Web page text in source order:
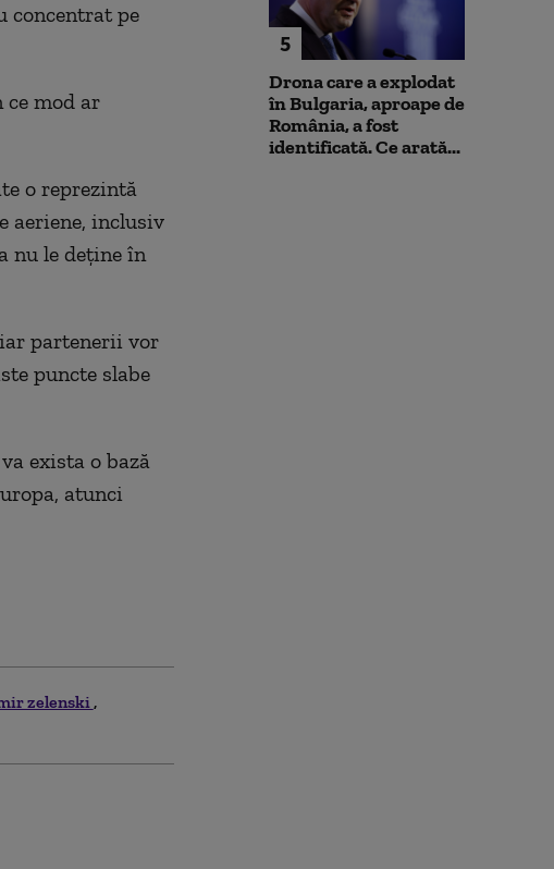
concentrat pe
ce mod ar
o reprezintă
aeriene, inclusiv
nu le deține în
partenerii vor
puncte slabe
exista o bază
atunci
zelenski
5
Drona care a explodat
în Bulgaria, aproape de
România, a fost
identificată. Ce arată...